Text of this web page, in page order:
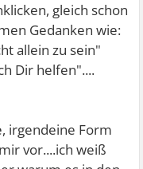
gleich schon
Gedanken wie:
allein zu sein"
Dir helfen"....
irgendeine Form
vor....ich weiß